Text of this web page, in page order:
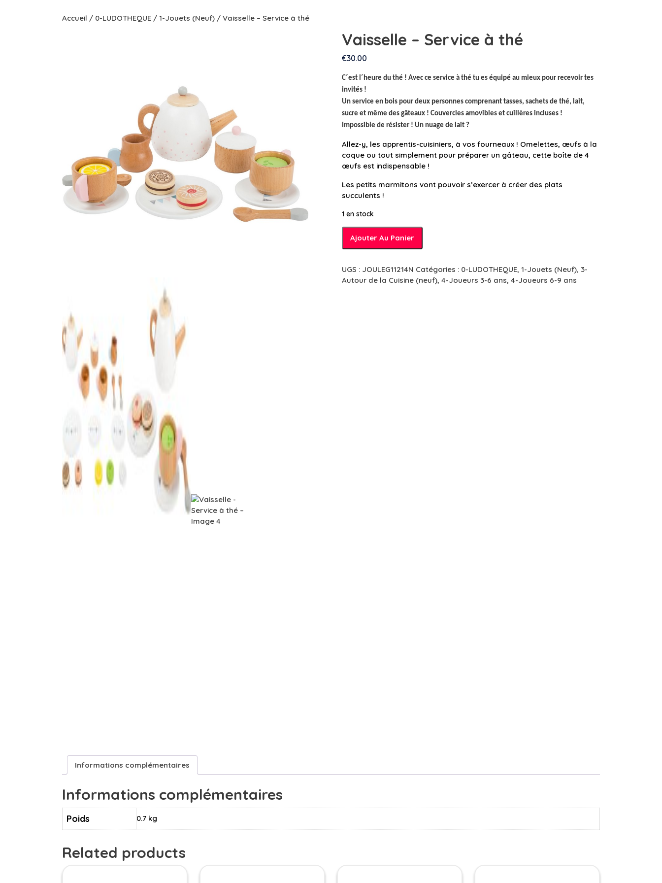
Accueil / 0-LUDOTHEQUE / 1-Jouets (Neuf) / Vaisselle – Service à thé
Vaisselle – Service à thé
€30.00
C´est l´heure du thé ! Avec ce service à thé tu es équipé au mieux pour recevoir tes
invités !
Un service en bois pour deux personnes comprenant tasses, sachets de thé, lait,
sucre et même des gâteaux ! Couvercles amovibles et cuillères incluses !
Impossible de résister ! Un nuage de lait ?
Allez-y, les apprentis-cuisiniers, à vos fourneaux ! Omelettes, œufs à la
coque ou tout simplement pour préparer un gâteau, cette boîte de 4
œufs est indispensable !
Les petits marmitons vont pouvoir s’exercer à créer des plats
succulents !
1 en stock
quantité
de
Service
à
Ajouter Au Panier
UGS : JOULEG11214N Catégories : 0-LUDOTHEQUE, 1-Jouets (Neuf), 3-
Autour de la Cuisine (neuf), 4-Joueurs 3-6 ans, 4-Joueurs 6-9 ans
Informations complémentaires
Informations complémentaires
Poids 0.7 kg
Related products